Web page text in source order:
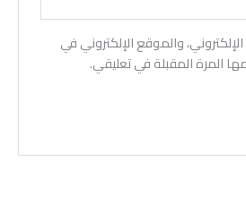
والموقع الإلكتروني في
المرة المقبلة في تعليقي.